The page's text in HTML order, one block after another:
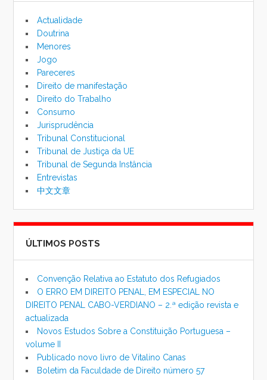
Actualidade
Doutrina
Menores
Jogo
Pareceres
Direito de manifestação
Direito do Trabalho
Consumo
Jurisprudência
Tribunal Constitucional
Tribunal de Justiça da UE
Tribunal de Segunda Instância
Entrevistas
中文文章
ÚLTIMOS POSTS
Convenção Relativa ao Estatuto dos Refugiados
O ERRO EM DIREITO PENAL, EM ESPECIAL NO
DIREITO PENAL CABO-VERDIANO – 2.ª edição revista e
actualizada
Novos Estudos Sobre a Constituição Portuguesa –
volume II
Publicado novo livro de Vitalino Canas
Boletim da Faculdade de Direito número 57